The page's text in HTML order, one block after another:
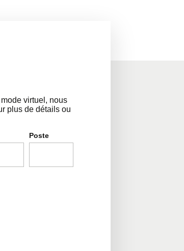
virtuel, nous
plus de détails ou
Poste